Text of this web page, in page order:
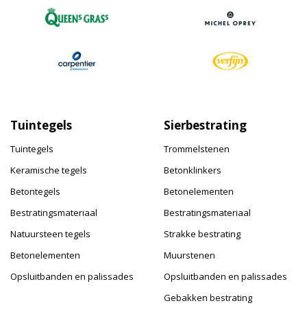
Tuintegels
Tuintegels
Keramische tegels
Betontegels
Bestratingsmateriaal
Natuursteen tegels
Betonelementen
Opsluitbanden en palissades
Sierbestrating
Trommelstenen
Betonklinkers
Betonelementen
Bestratingsmateriaal
Strakke bestrating
Muurstenen
Opsluitbanden en palissades
Gebakken bestrating